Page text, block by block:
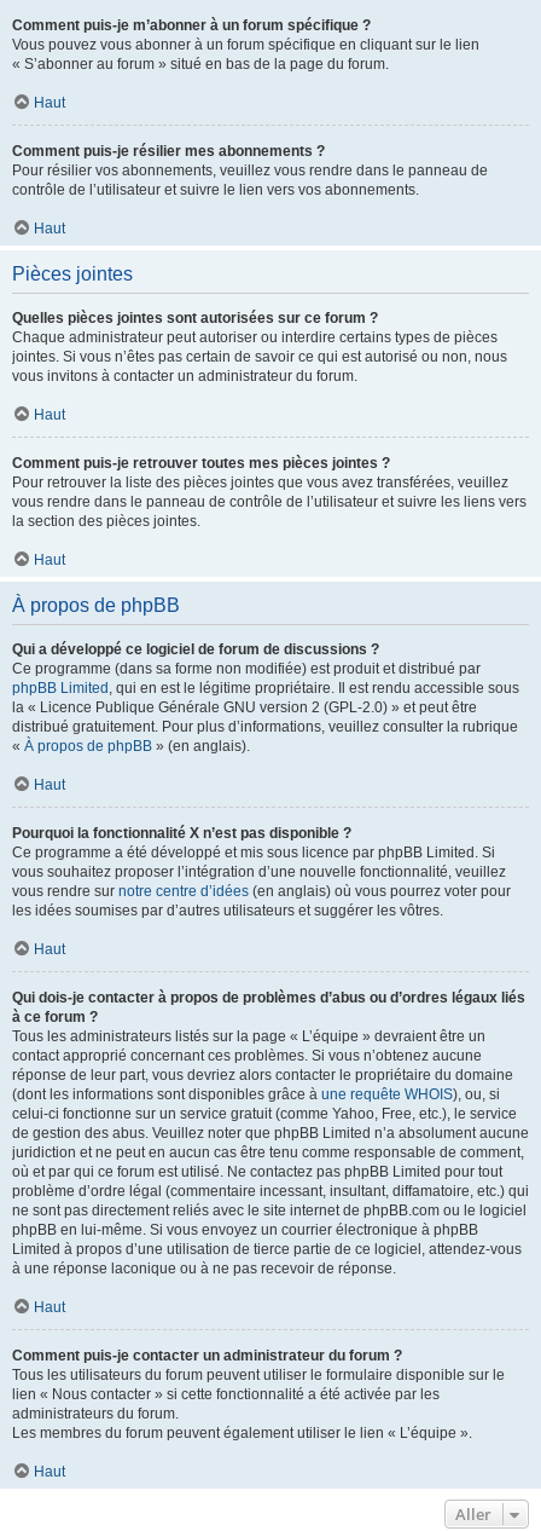
Comment puis-je m’abonner à un forum spécifique ?
Vous pouvez vous abonner à un forum spécifique en cliquant sur le lien
« S’abonner au forum » situé en bas de la page du forum.
Haut
Comment puis-je résilier mes abonnements ?
Pour résilier vos abonnements, veuillez vous rendre dans le panneau de
contrôle de l’utilisateur et suivre le lien vers vos abonnements.
Haut
Pièces jointes
Quelles pièces jointes sont autorisées sur ce forum ?
Chaque administrateur peut autoriser ou interdire certains types de pièces
jointes. Si vous n’êtes pas certain de savoir ce qui est autorisé ou non, nous
vous invitons à contacter un administrateur du forum.
Haut
Comment puis-je retrouver toutes mes pièces jointes ?
Pour retrouver la liste des pièces jointes que vous avez transférées, veuillez
vous rendre dans le panneau de contrôle de l’utilisateur et suivre les liens vers
la section des pièces jointes.
Haut
À propos de phpBB
Qui a développé ce logiciel de forum de discussions ?
Ce programme (dans sa forme non modifiée) est produit et distribué par
phpBB Limited , qui en est le légitime propriétaire. Il est rendu accessible sous
la « Licence Publique Générale GNU version 2 (GPL-2.0) » et peut être
distribué gratuitement. Pour plus d’informations, veuillez consulter la rubrique
« À propos de phpBB » (en anglais).
Haut
Pourquoi la fonctionnalité X n’est pas disponible ?
Ce programme a été développé et mis sous licence par phpBB Limited. Si
vous souhaitez proposer l’intégration d’une nouvelle fonctionnalité, veuillez
vous rendre sur notre centre d’idées (en anglais) où vous pourrez voter pour
les idées soumises par d’autres utilisateurs et suggérer les vôtres.
Haut
Qui dois-je contacter à propos de problèmes d’abus ou d’ordres légaux liés
à ce forum ?
Tous les administrateurs listés sur la page « L’équipe » devraient être un
contact approprié concernant ces problèmes. Si vous n’obtenez aucune
réponse de leur part, vous devriez alors contacter le propriétaire du domaine
(dont les informations sont disponibles grâce à une requête WHOIS), ou, si
celui-ci fonctionne sur un service gratuit (comme Yahoo, Free, etc.), le service
de gestion des abus. Veuillez noter que phpBB Limited n’a absolument aucune
juridiction et ne peut en aucun cas être tenu comme responsable de comment,
où et par qui ce forum est utilisé. Ne contactez pas phpBB Limited pour tout
problème d’ordre légal (commentaire incessant, insultant, diffamatoire, etc.) qui
ne sont pas directement reliés avec le site internet de phpBB.com ou le logiciel
phpBB en lui-même. Si vous envoyez un courrier électronique à phpBB
Limited à propos d’une utilisation de tierce partie de ce logiciel, attendez-vous
à une réponse laconique ou à ne pas recevoir de réponse.
Haut
Comment puis-je contacter un administrateur du forum ?
Tous les utilisateurs du forum peuvent utiliser le formulaire disponible sur le
lien « Nous contacter » si cette fonctionnalité a été activée par les
administrateurs du forum.
Les membres du forum peuvent également utiliser le lien « L’équipe ».
Haut
Aller